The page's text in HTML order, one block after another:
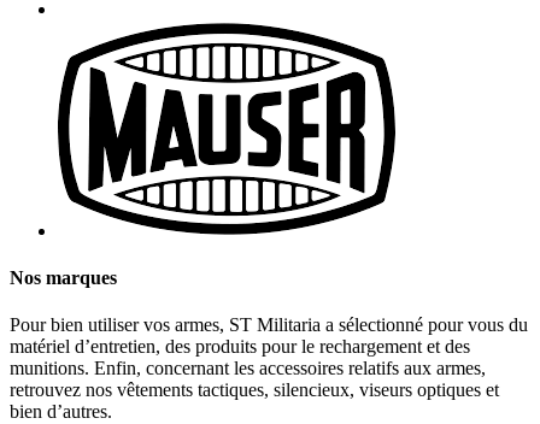
Nos marques
Pour bien utiliser vos armes, ST Militaria a sélectionné pour vous du
matériel d’entretien, des produits pour le rechargement et des
munitions. Enfin, concernant les accessoires relatifs aux armes,
retrouvez nos vêtements tactiques, silencieux, viseurs optiques et
bien d’autres.